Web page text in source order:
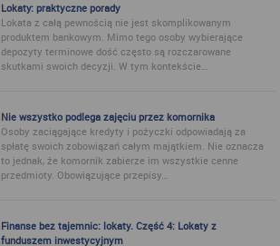
Lokaty: praktyczne porady
Lokata z całą pewnością nie jest skomplikowanym
produktem bankowym. Mimo tego osoby wybierające
depozyty terminowe dość często są rozczarowane
skutkami swoich decyzji. W tym kontekście…
Nie wszystko podlega zajęciu przez komornika
Osoby zaciągające kredyty i pożyczki odpowiadają za
spłatę swoich zobowiązań całym majątkiem. Nie oznacza
to jednak, że komornik zabierze im wszystkie cenne
przedmioty. Obowiązujące przepisy…
Finanse bez tajemnic: lokaty. Część 4: Lokaty z
funduszem inwestycyjnym